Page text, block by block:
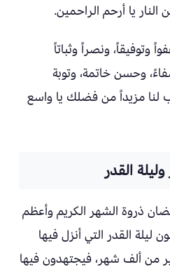
يا أرحم الراحمين.
وتوفيقاً، ونصراً وثباتاً
وحسن خاتمة، وتوبة
لنا مزيداً من فضلك يا واسع
القدر
ذروة الشهر الكريم وأعظم
القدر التي أنزل فيها
من ألف شهر، فيجتهدون فيها